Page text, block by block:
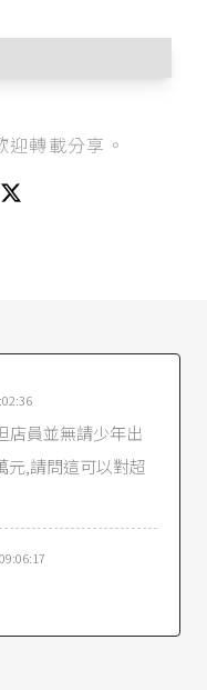
雖有法律上之原
應記載及不得記載
或無行為能力人未
官網公告流程，備
。企業經營者應於
買頁面以中文明顯
力人或無行為能力
並應於消費者之法
契約之所有內容
約條款變更時亦
被告是限制行為能
轉載分享。
店員並無請少年出
元,請問這可以對超